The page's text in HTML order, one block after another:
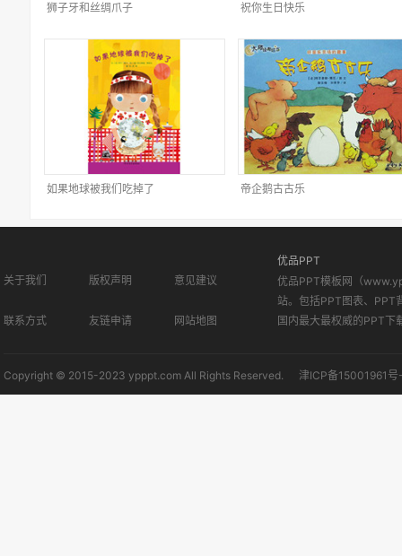
狮子牙和丝绸爪子 祝你生日快乐
如果地球被我们吃掉了 帝企鹅古古乐
关于我们 版权声明 意见建议
联系方式 友链申请 网站地图
优品PPT
优品PPT模板网（
站。包括PPT图表、PPT
国内最大最权威的PPT下
Copyright © 2015-2023 ypppt.com All Rights Reserved. 津ICP备15001961号